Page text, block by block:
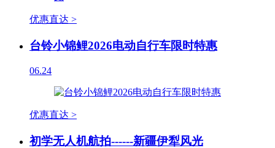
优惠直达 >
台铃小锦鲤2026电动自行车限时特惠
06.24
优惠直达 >
初学无人机航拍------新疆伊犁风光